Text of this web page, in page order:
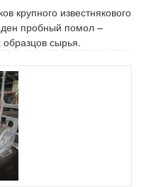
крупного известнякового
пробный помол –
сырья.